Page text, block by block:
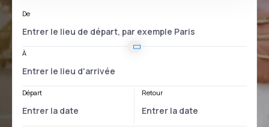
De
À
Départ Retour